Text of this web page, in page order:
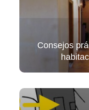
Consejos